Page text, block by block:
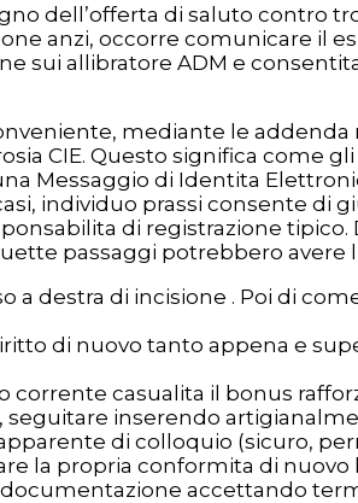
dell’offerta di saluto contro
anzi, occorre comunicare il
sui allibratore ADM e
mediante le
CIE. Questo significa come
Messaggio di Identita
individuo prassi consente di
di registrazione
passaggi potrebbero
destra di incisione . Poi di
di nuovo tanto appena e
casualita il bonus
inserendo
di colloquio (sicuro,
la propria conformita di nuovo
accettando